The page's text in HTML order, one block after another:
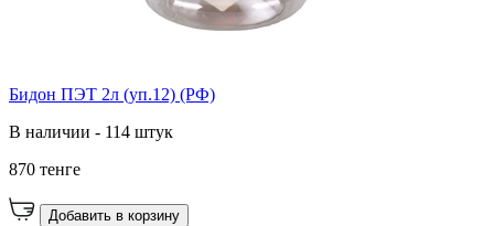
Бидон ПЭТ 2л (уп.12) (РФ)
В наличии - 114 штук
870 тенге
Добавить в корзину